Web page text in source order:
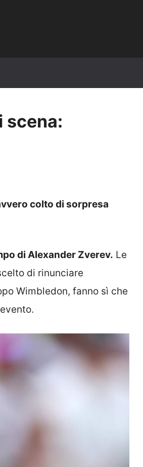
scena:
colto di sorpresa
di Alexander Zverev. Le
di rinunciare
Wimbledon, fanno sì che